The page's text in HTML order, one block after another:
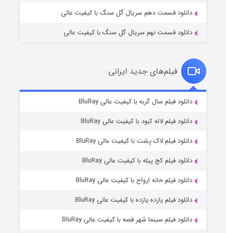
قسمت۲ (زیرنویس) منتشر شد
دانلود قسمت دهم سریال گل سنگ با کیفیت عالی
دانلود قسمت نهم سریال گل سنگ با کیفیت عالی
فیلم‌های جدید ایرانی
دانلود فیلم سال گربه با کیفیت عالی BluRay
دانلود فیلم لاله کبود با کیفیت عالی BluRay
دانلود فیلم لاک پشت با کیفیت عالی BluRay
دانلود فیلم کج‌ پیله با کیفیت عالی BluRay
دانلود فیلم خانه ارواح با کیفیت عالی BluRay
دانلود فیلم یازده یازده با کیفیت عالی BluRay
دانلود فیلم سینما شهر قصه با کیفیت عالی BluRay